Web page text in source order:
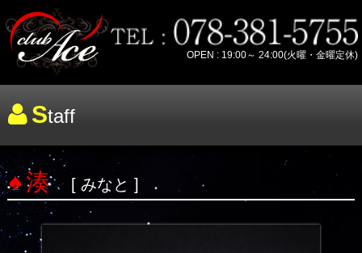
OPEN : 19:00～ 24:00(火曜・金曜定休)
Staff
湊[ みなと ]